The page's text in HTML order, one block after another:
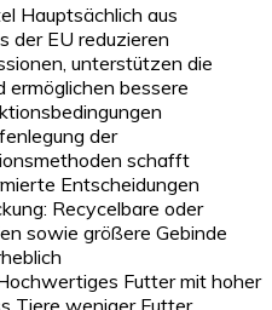
Hauptsächlich aus
der EU reduzieren
unterstützen die
bessere
der
schafft
Entscheidungen
Recycelbare oder
sowie größere Gebinde
Futter mit hoher
Tiere weniger Futter